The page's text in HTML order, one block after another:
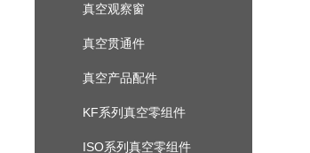
真空观察窗
真空贯通件
真空产品配件
KF系列真空零组件
ISO系列真空零组件